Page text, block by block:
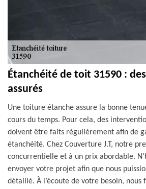
Étanchéité de toit 31590 :
assurés
Une toiture étanche assure la bonne
cours du temps. Pour cela, des
doivent être faits régulièrement afin de
étanchéité. Chez Couverture J.T, notre
concurrentielle et à un prix abordable.
envoyer votre projet afin que nous
détaillé. À l’écoute de votre besoin,